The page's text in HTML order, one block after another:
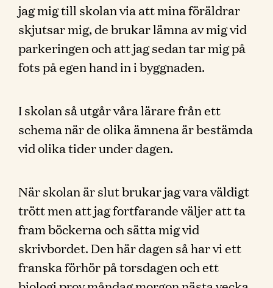
jag mig till skolan via att mina föräldrar
skjutsar mig, de brukar lämna av mig vid
parkeringen och att jag sedan tar mig på
fots på egen hand in i byggnaden.
I skolan så utgår våra lärare från ett
schema när de olika ämnena är bestämda
vid olika tider under dagen.
När skolan är slut brukar jag vara väldigt
trött men att jag fortfarande väljer att ta
fram böckerna och sätta mig vid
skrivbordet. Den här dagen så har vi ett
franska förhör på torsdagen och ett